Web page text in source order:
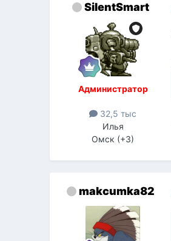
SilentSmart
Администратор
32,5 тыс
Илья
Омск (+3)
makcumka82